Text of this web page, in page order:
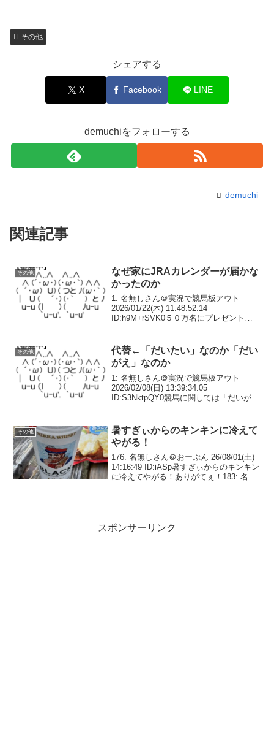
その他
シェアする
X Facebook LINE
demuchiをフォローする
demuchi
関連記事
その他
なぜ家にJRAカレンダーが届かな
かったのか
1: 名無しさん＠実況で競馬板アウト
2026/01/22(木) 11:48:52.14
ID:h9M+rSVK0５０万名にプレゼントな
その他
代替←「だいたい」なのか「だい
がえ」なのか
1: 名無しさん＠実況で競馬板アウト
2026/02/08(日) 13:39:34.05
ID:S3NktpQY0競馬に関しては「だいが
13:40:3...
その他
暑すぎぃからのキンキンに冷えて
やがる！
176: 名無しさん＠おーぷん 26/08/01(土)
14:16:49 ID:iASp暑すぎぃからのキンキン
に冷えてやがる！ありがてぇ！183: 名無
スポンサーリンク